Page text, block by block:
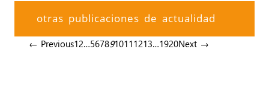
otras publicaciones de actualidad
← Previous12…5678910111213…1920Next →